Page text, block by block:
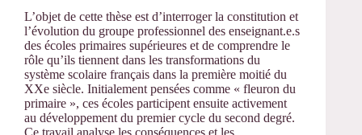
L’objet de cette thèse est d’interroger la constitution et
l’évolution du groupe professionnel des enseignant.e.s
des écoles primaires supérieures et de comprendre le
rôle qu’ils tiennent dans les transformations du
système scolaire français dans la première moitié du
XXe siècle. Initialement pensées comme « fleuron du
primaire », ces écoles participent ensuite activement
au développement du premier cycle du second degré.
Ce travail analyse les conséquences et les